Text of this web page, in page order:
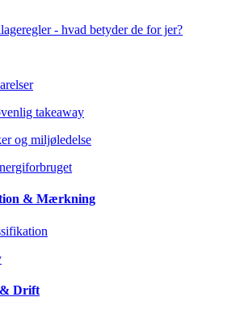
- hvad betyder de for jer?
takeaway
og miljøledelse
& Mærkning
Drift